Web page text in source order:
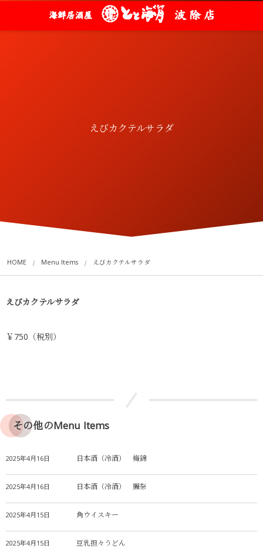
えびカクテルサラダ
HOME Menu Items えびカクテルサラダ
えびカクテルサラダ
￥750（税別）
その他のMenu Items
2025年4月16日 日本酒（冷酒） 梅錦
2025年4月16日 日本酒（冷酒） 獺祭
2025年4月15日 角ウイスキー
2025年4月15日 豆乳担々うどん